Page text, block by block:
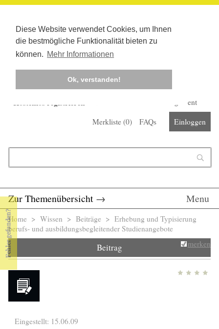
Diese Website verwendet Cookies, um Ihnen
die bestmögliche Funktionalität bieten zu
können. Mehr Informationen
Ok, verstanden!
Kostenlos registrieren
Corona-Management
Merkliste (0) FAQs Einloggen
Zur Themenübersicht → Menu
Sie sind hier
Home > Wissen > Beiträge > Erhebung und Typisierung
berufs- und ausbildungsbegleitender Studienangebote
Beitrag merken
Eingestellt: 15.06.09